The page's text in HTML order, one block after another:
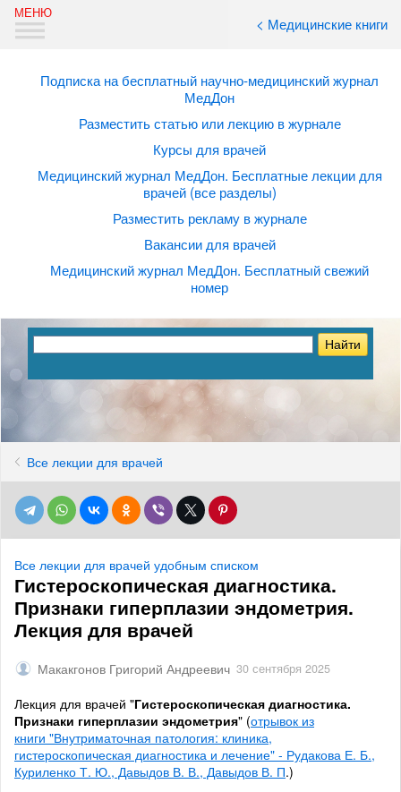
< Медицинские книги
Подписка на бесплатный научно-медицинский журнал
МедДон
Разместить статью или лекцию в журнале
Курсы для врачей
Медицинский журнал МедДон. Бесплатные лекции для
врачей (все разделы)
Разместить рекламу в журнале
Вакансии для врачей
Медицинский журнал МедДон. Бесплатный свежий
номер
Все лекции для врачей
Все лекции для врачей удобным списком
Гистероскопическая диагностика.
Признаки гиперплазии эндометрия.
Лекция для врачей
Макакгонов Григорий Андреевич 30 сентября 2025
Лекция для врачей "Гистероскопическая диагностика.
Признаки гиперплазии эндометрия" (отрывок из
книги "Внутриматочная патология: клиника,
гистероскопическая диагностика и лечение" - Рудакова Е. Б.,
Куриленко Т. Ю., Давыдов В. В., Давыдов В. П.)